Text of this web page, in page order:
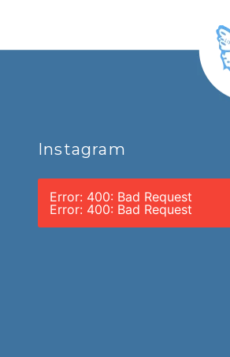
Instagram
Error: 400: Bad Request
Error: 400: Bad Request